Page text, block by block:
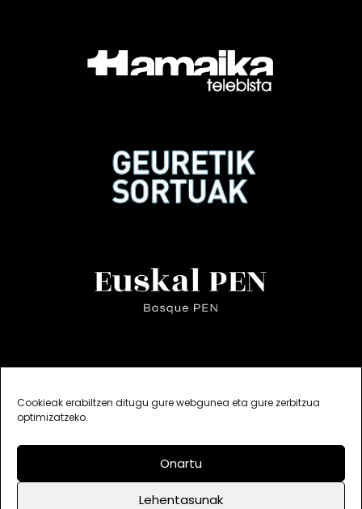
Cookieak erabiltzen ditugu gure webgunea eta gure zerbitzua
optimizatzeko.
Onartu
Lehentasunak